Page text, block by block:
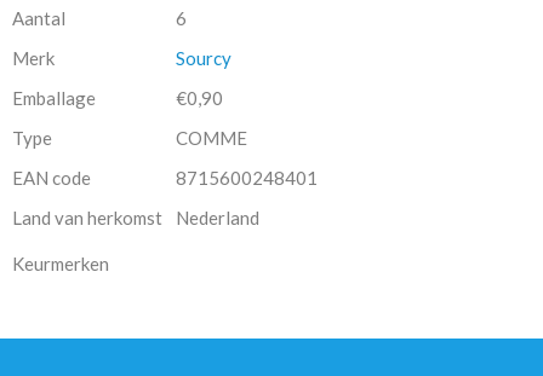
Aantal
6
Merk
Sourcy
Emballage
€0,90
Type
COMME
EAN code
8715600248401
Land van herkomst
Nederland
Keurmerken